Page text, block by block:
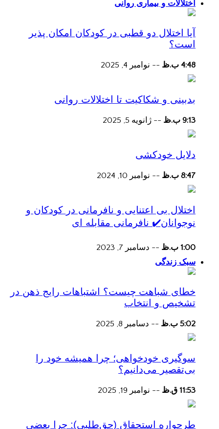
اختلالات و بیماری روانی
آیا اختلال دو قطبی در کودکان امکان پذیر
است؟
4:48 ب.ظ -- نوامبر 4, 2025
بدبینی و شکاکیت تا اختلالات روانی
9:13 ب.ظ -- ژانویه 5, 2025
دلایل خودکشی
8:47 ب.ظ -- نوامبر 10, 2024
اختلال بی اعتنایی و نافرمانی در کودکان و
نوجوانان✔️ نافرمانی مقابله ای
1:00 ب.ظ -- دسامبر 7, 2023
سبک زندگی
خطای شباهت چیست؟ اشتباهات رایج ذهن در
تشخیص و انتخاب
5:02 ب.ظ -- دسامبر 8, 2025
سوگیری خودخواهی؛ چرا همیشه خود را
بی‌تقصیر می‌دانیم؟
11:53 ق.ظ -- نوامبر 19, 2025
طرحواره استحقاق (حق‌طلبی): چرا بعضی